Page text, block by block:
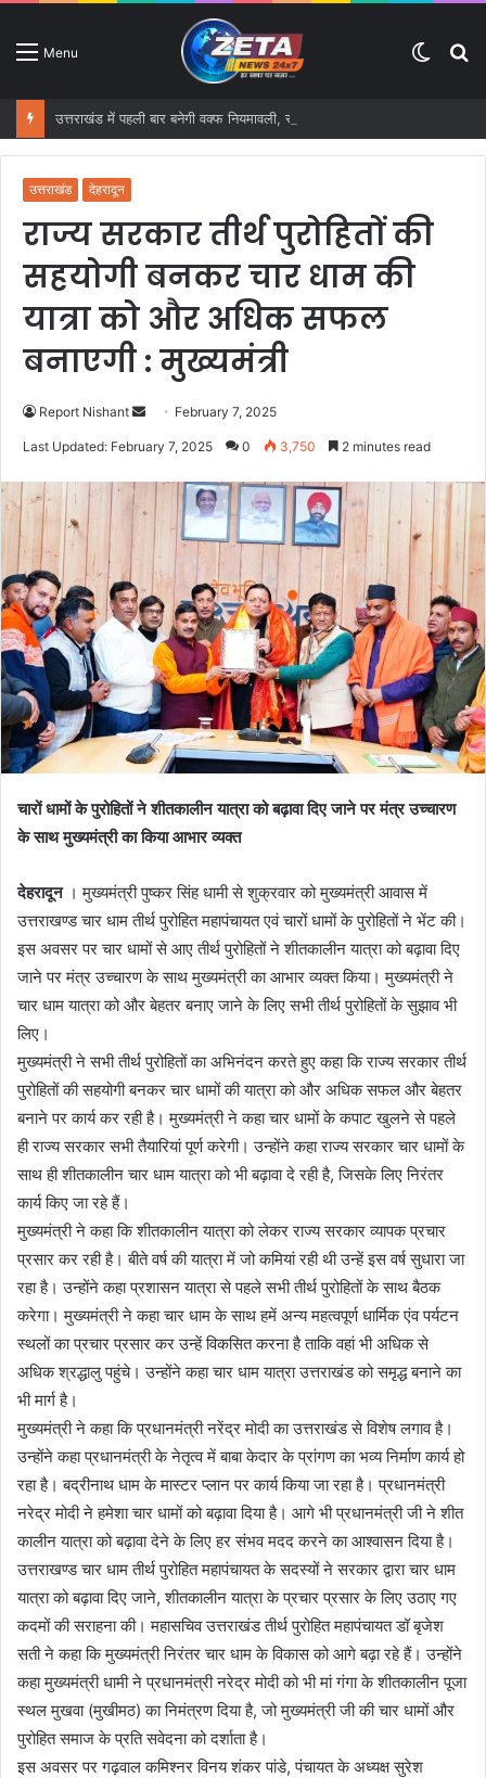
Menu
Switch
उत्तराखंड देहरादून
राज्य सरकार तीर्थ पुरोहितों की
सहयोगी बनकर चार धाम की
यात्रा को और अधिक सफल
बनाएगी : मुख्यमंत्री
Report Nishant
a
m
a
February 7, 2025
Last Updated: February 7, 2025 0 3,750 2 minutes read
चारों धामों के पुरोहितों ने शीतकालीन यात्रा को बढ़ावा दिए जाने पर मंत्र उच्चारण
के साथ मुख्यमंत्री का किया आभार व्यक्त
देहरादून। मुख्यमंत्री पुष्कर सिंह धामी से शुक्रवार को मुख्यमंत्री आवास में
उत्तराखण्ड चार धाम तीर्थ पुरोहित महापंचायत एवं चारों धामों के पुरोहितों ने भेंट की।
इस अवसर पर चार धामों से आए तीर्थ पुरोहितों ने शीतकालीन यात्रा को बढ़ावा दिए
जाने पर मंत्र उच्चारण के साथ मुख्यमंत्री का आभार व्यक्त किया। मुख्यमंत्री ने
चार धाम यात्रा को और बेहतर बनाए जाने के लिए सभी तीर्थ पुरोहितों के सुझाव भी
लिए।
मुख्यमंत्री ने सभी तीर्थ पुरोहितों का अभिनंदन करते हुए कहा कि राज्य सरकार तीर्थ
पुरोहितों की सहयोगी बनकर चार धामों की यात्रा को और अधिक सफल और बेहतर
बनाने पर कार्य कर रही है। मुख्यमंत्री ने कहा चार धामों के कपाट खुलने से पहले
ही राज्य सरकार सभी तैयारियां पूर्ण करेगी। उन्होंने कहा राज्य सरकार चार धामों के
साथ ही शीतकालीन चार धाम यात्रा को भी बढ़ावा दे रही है, जिसके लिए निरंतर
कार्य किए जा रहे हैं।
मुख्यमंत्री ने कहा कि शीतकालीन यात्रा को लेकर राज्य सरकार व्यापक प्रचार
प्रसार कर रही है। बीते वर्ष की यात्रा में जो कमियां रही थी उन्हें इस वर्ष सुधारा जा
रहा है। उन्होंने कहा प्रशासन यात्रा से पहले सभी तीर्थ पुरोहितों के साथ बैठक
करेगा। मुख्यमंत्री ने कहा चार धाम के साथ हमें अन्य महत्वपूर्ण धार्मिक एंव पर्यटन
स्थलों का प्रचार प्रसार कर उन्हें विकसित करना है ताकि वहां भी अधिक से
अधिक श्रद्धालु पहुंचे। उन्होंने कहा चार धाम यात्रा उत्तराखंड को समृद्ध बनाने का
भी मार्ग है।
मुख्यमंत्री ने कहा कि प्रधानमंत्री नरेंद्र मोदी का उत्तराखंड से विशेष लगाव है।
उन्होंने कहा प्रधानमंत्री के नेतृत्व में बाबा केदार के प्रांगण का भव्य निर्माण कार्य हो
रहा है। बद्रीनाथ धाम के मास्टर प्लान पर कार्य किया जा रहा है। प्रधानमंत्री
नरेद्र मोदी ने हमेशा चार धामों को बढ़ावा दिया है। आगे भी प्रधानमंत्री जी ने शीत
कालीन यात्रा को बढ़ावा देने के लिए हर संभव मदद करने का आश्वासन दिया है।
उत्तराखण्ड चार धाम तीर्थ पुरोहित महापंचायत के सदस्यों ने सरकार द्वारा चार धाम
यात्रा को बढ़ावा दिए जाने, शीतकालीन यात्रा के प्रचार प्रसार के लिए उठाए गए
कदमों की सराहना की। महासचिव उत्तराखंड तीर्थ पुरोहित महापंचायत डॉ बृजेश
सती ने कहा कि मुख्यमंत्री निरंतर चार धाम के विकास को आगे बढ़ा रहे हैं। उन्होंने
कहा मुख्यमंत्री धामी ने प्रधानमंत्री नरेद्र मोदी को भी मां गंगा के शीतकालीन पूजा
स्थल मुखवा (मुखीमठ) का निमंत्रण दिया है, जो मुख्यमंत्री जी की चार धामों और
पुरोहित समाज के प्रति सवेदना को दर्शाता है।
इस अवसर पर गढ़वाल कमिश्नर विनय शंकर पांडे, पंचायत के अध्यक्ष सुरेश